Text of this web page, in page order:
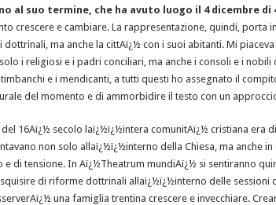
al suo termine, che ha avuto luogo il 4 dicembre di
crescere e cambiare. La rappresentazione, quindi, porta
dottrinali, ma anche la cittAï¿½ con i suoi abitanti. Mi
i religiosi e i padri conciliari, ma anche i consoli e i nobili
e i mendicanti, a tutti questi ho assegnato il
del momento e di ammorbidire il testo con un
16Aï¿½ secolo laï¿½ï¿½intera comunitAï¿½ cristiana era
non solo allaï¿½ï¿½interno della Chiesa, ma anche
e di tensione. In Aï¿½Theatrum mundiAï¿½ si sentiranno
di riforme dottrinali allaï¿½ï¿½interno delle sessioni
una famiglia trentina crescere e invecchiare.